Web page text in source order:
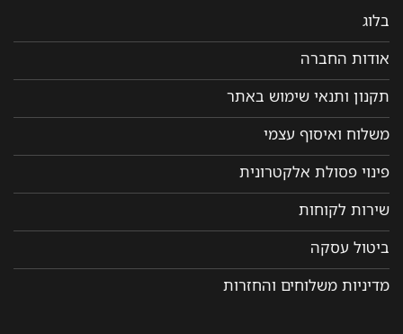
בלוג
אודות החברה
תקנון ותנאי שימוש באתר
משלוח ואיסוף עצמי
פינוי פסולת אלקטרונית
שירות לקוחות
ביטול עסקה
מדיניות משלוחים והחזרות